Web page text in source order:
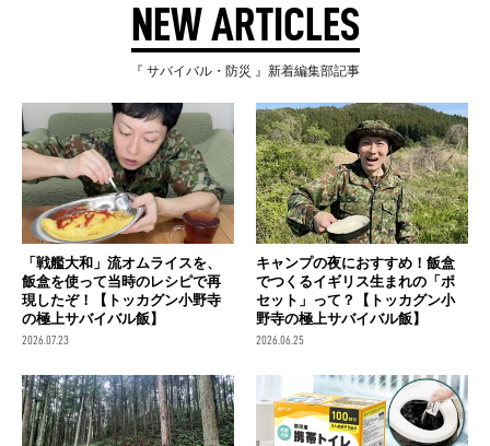
NEW ARTICLES
『 サバイバル・防災 』新着編集部記事
「戦艦大和」流オムライスを、
飯盒を使って当時のレシピで再
現したぞ！【トッカグン小野寺
の極上サバイバル飯】
2026.07.23
キャンプの夜におすすめ！飯盒
でつくるイギリス生まれの「ポ
セット」って？【トッカグン小
野寺の極上サバイバル飯】
2026.06.25